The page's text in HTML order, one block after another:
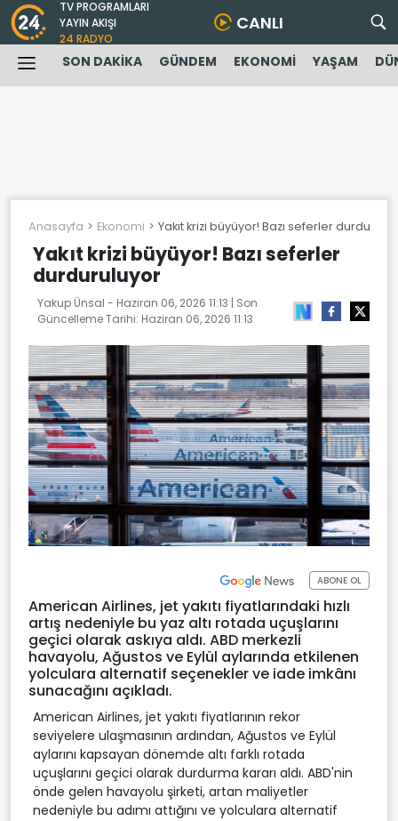
TV PROGRAMLARI
YAYIN AKIŞI
24 RADYO
CANLI
SON DAKİKA GÜNDEM EKONOMİ YAŞAM
Anasayfa Ekonomi Yakıt krizi büyüyor! Bazı seferler
Yakıt krizi büyüyor! Bazı seferler
durduruluyor
Yakup Ünsal - Haziran 06, 2026 11:13 | Son
Güncelleme Tarihi: Haziran 06, 2026 11:13
ABONE OL
American Airlines, jet yakıtı fiyatlarındaki hızlı
artış nedeniyle bu yaz altı rotada uçuşlarını
geçici olarak askıya aldı. ABD merkezli
havayolu, Ağustos ve Eylül aylarında etkilenen
yolculara alternatif seçenekler ve iade imkânı
sunacağını açıkladı.
American Airlines, jet yakıtı fiyatlarının rekor
seviyelere ulaşmasının ardından, Ağustos ve Eylül
aylarını kapsayan dönemde altı farklı rotada
uçuşlarını geçici olarak durdurma kararı aldı. ABD'nin
önde gelen havayolu şirketi, artan maliyetler
nedeniyle bu adımı attığını ve yolculara alternatif